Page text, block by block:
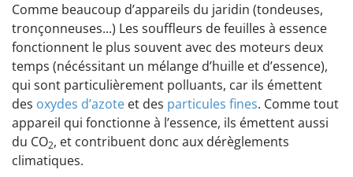
Comme beaucoup d’appareils du jaridin (tondeuses,
tronçonneuses...) Les souffleurs de feuilles à essence
fonctionnent le plus souvent avec des moteurs deux
temps (nécéssitant un mélange d’huille et d’essence),
qui sont particulièrement polluants, car ils émettent
des oxydes d’azote et des particules fines. Comme tout
appareil qui fonctionne à l’essence, ils émettent aussi
du CO2, et contribuent donc aux dérèglements
climatiques.